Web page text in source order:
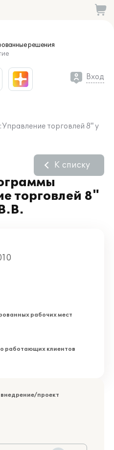
решения
Вход
торговлей 8" у
торговлей 8"
К списку
рабочих мест
работающих клиентов
проект